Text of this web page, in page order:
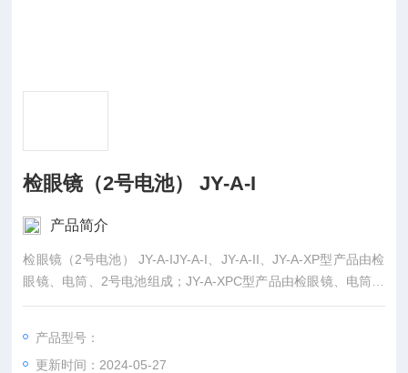
检眼镜（2号电池） JY-A-I
产品简介
检眼镜（2号电池） JY-A-IJY-A-I、JY-A-II、JY-A-XP型产品由检
眼镜、电筒、2号电池组成；JY-A-XPC型产品由检眼镜、电筒、
充电电池组成； JY-A-CB型产品由检眼镜、电筒、5号电池组
成。
产品型号：
更新时间：2024-05-27